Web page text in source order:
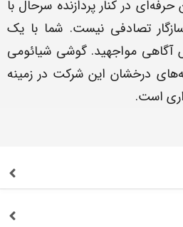
حرفه‌ای در کنار پردازنده سرحال با
تصادفی نیست. شما با یک
آگاهی مواجهید. گوشی شیائومی
درخشان این شرکت در زمینه
است.